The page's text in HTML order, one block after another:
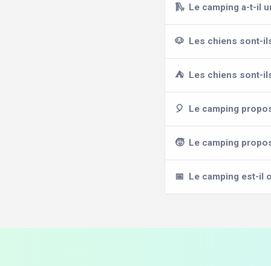
🛝 Le camping a-t-il
🐶 Les chiens sont-
⛺ Les chiens sont-
🎈 Le camping
🧒 Le camping
📅 Le camping est-il